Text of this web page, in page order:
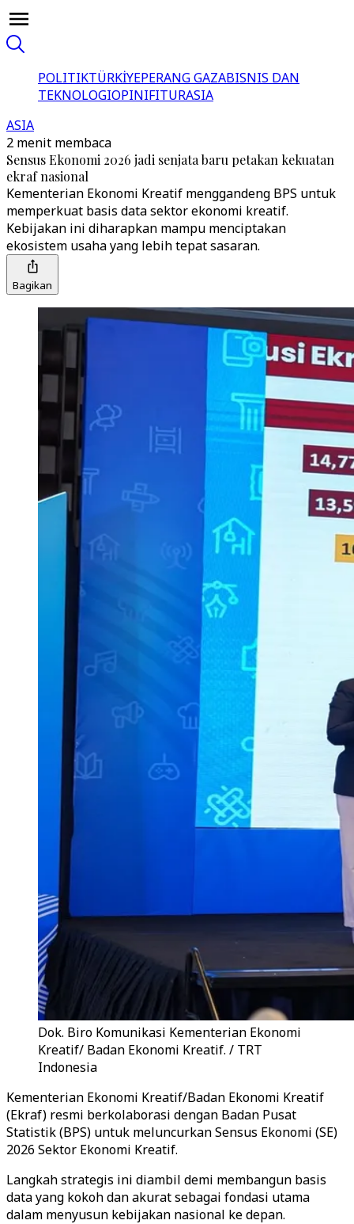
POLITIKTÜRKİYEPERANG GAZABISNIS DAN
TEKNOLOGIOPINIFITURASIA
ASIA
2 menit membaca
Sensus Ekonomi 2026 jadi senjata baru petakan kekuatan
ekraf nasional
Kementerian Ekonomi Kreatif menggandeng BPS untuk
memperkuat basis data sektor ekonomi kreatif.
Kebijakan ini diharapkan mampu menciptakan
ekosistem usaha yang lebih tepat sasaran.
Bagikan
Dok. Biro Komunikasi Kementerian Ekonomi
Kreatif/ Badan Ekonomi Kreatif. / TRT
Indonesia
Kementerian Ekonomi Kreatif/Badan Ekonomi Kreatif
(Ekraf) resmi berkolaborasi dengan Badan Pusat
Statistik (BPS) untuk meluncurkan Sensus Ekonomi (SE)
2026 Sektor Ekonomi Kreatif.
Langkah strategis ini diambil demi membangun basis
data yang kokoh dan akurat sebagai fondasi utama
dalam menyusun kebijakan nasional ke depan.